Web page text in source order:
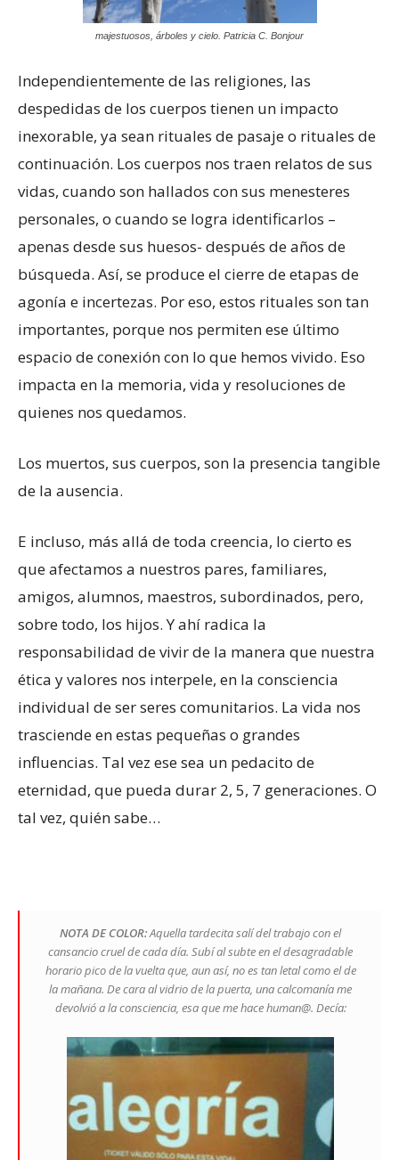
majestuosos, árboles y cielo. Patricia C. Bonjour
Independientemente de las religiones, las
despedidas de los cuerpos tienen un impacto
inexorable, ya sean rituales de pasaje o rituales de
continuación. Los cuerpos nos traen relatos de sus
vidas, cuando son hallados con sus menesteres
personales, o cuando se logra identificarlos –
apenas desde sus huesos- después de años de
búsqueda. Así, se produce el cierre de etapas de
agonía e incertezas. Por eso, estos rituales son tan
importantes, porque nos permiten ese último
espacio de conexión con lo que hemos vivido. Eso
impacta en la memoria, vida y resoluciones de
quienes nos quedamos.
Los muertos, sus cuerpos, son la presencia tangible
de la ausencia.
E incluso, más allá de toda creencia, lo cierto es
que afectamos a nuestros pares, familiares,
amigos, alumnos, maestros, subordinados, pero,
sobre todo, los hijos. Y ahí radica la
responsabilidad de vivir de la manera que nuestra
ética y valores nos interpele, en la consciencia
individual de ser seres comunitarios. La vida nos
trasciende en estas pequeñas o grandes
influencias. Tal vez ese sea un pedacito de
eternidad, que pueda durar 2, 5, 7 generaciones. O
tal vez, quién sabe…
NOTA DE COLOR:Aquella tardecita salí del trabajo con el
cansancio cruel de cada día. Subí al subte en el desagradable
horario pico de la vuelta que, aun así, no es tan letal como el de
la mañana. De cara al vidrio de la puerta, una calcomanía me
devolvió a la consciencia, esa que me hace human@. Decía: